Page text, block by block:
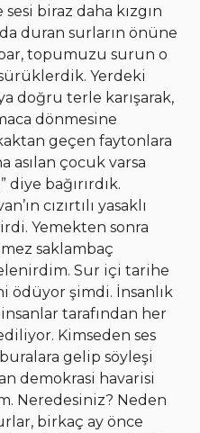
biraz daha kızgın
duran surların önüne
topumuzu surun o
Yerdeki
doğru terle karışarak,
dönmesine
geçen faytonlara
asılan çocuk varsa
diye bağırırdık.
cızırtılı yasaklı
Yemekten sonra
saklambaç
Sur içi tarihe
ödüyor şimdi. İnsanlık
tarafından her
Kimseden ses
gelip söyleşi
demokrasi havarisi
Neredesiniz? Neden
birkaç ay önce